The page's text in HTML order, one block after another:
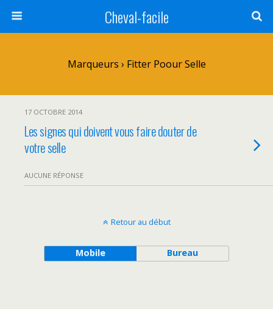
Cheval-facile
Marqueurs › Fitter Poour Selle
17 OCTOBRE 2014
Les signes qui doivent vous faire douter de
votre selle
AUCUNE RÉPONSE
Retour au début
Mobile Bureau